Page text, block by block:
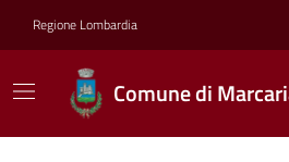
Regione Lombardia
Comune di